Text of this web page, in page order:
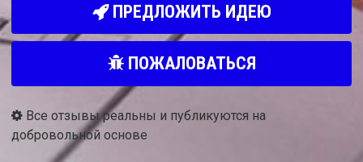
ПРЕДЛОЖИТЬ ИДЕЮ
ПОЖАЛОВАТЬСЯ
Все отзывы реальны и публикуются на
добровольной основе